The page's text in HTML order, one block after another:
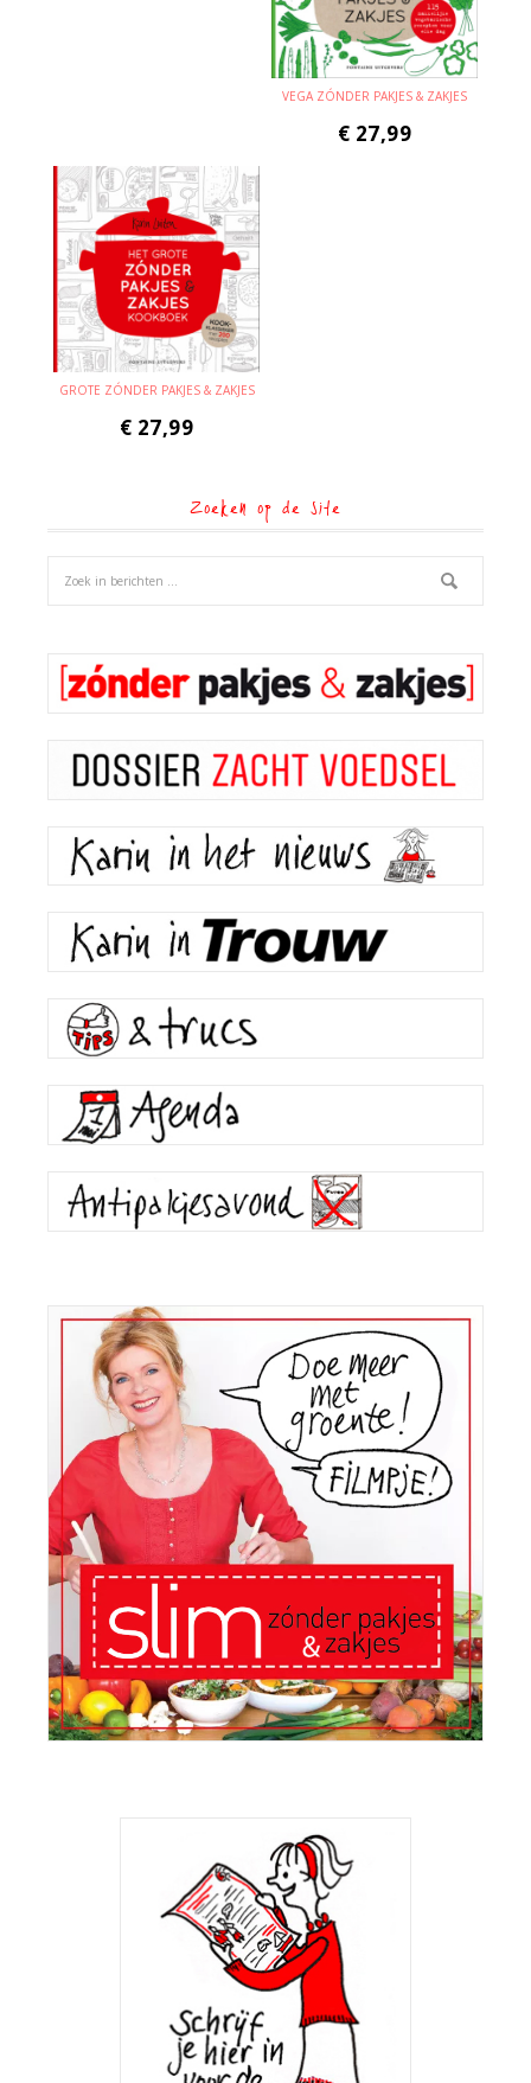
VEGA ZÓNDER PAKJES & ZAKJES
€ 27,99
GROTE ZÓNDER PAKJES & ZAKJES
€ 27,99
Zoeken op de site